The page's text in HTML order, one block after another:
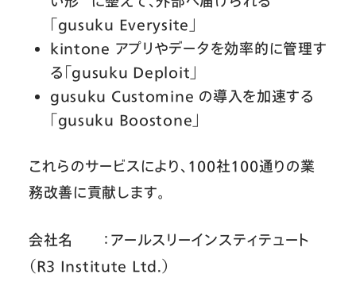
「gusuku Everysite」
kintone アプリやデータを効率的に管理す
る「gusuku Deploit」
gusuku Customine の導入を加速する
「gusuku Boostone」
これらのサービスにより、100社100通りの業
務改善に貢献します。
会社名 ：アールスリーインスティテュート
（R3 Institute Ltd.）